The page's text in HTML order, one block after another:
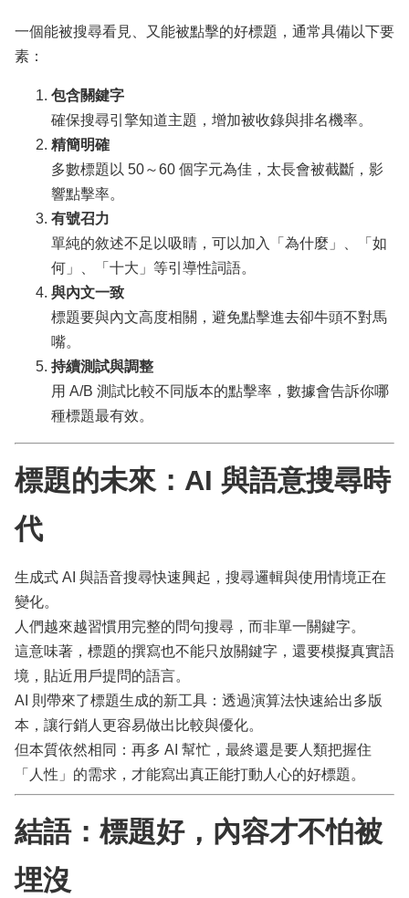
一個能被搜尋看見、又能被點擊的好標題，通常具備以下要
素：
包含關鍵字
確保搜尋引擎知道主題，增加被收錄與排名機率。
精簡明確
多數標題以 50～60 個字元為佳，太長會被截斷，影
響點擊率。
有號召力
單純的敘述不足以吸睛，可以加入「為什麼」、「如
何」、「十大」等引導性詞語。
與內文一致
標題要與內文高度相關，避免點擊進去卻牛頭不對馬
嘴。
持續測試與調整
用 A/B 測試比較不同版本的點擊率，數據會告訴你哪
種標題最有效。
標題的未來：AI 與語意搜尋時
代
生成式 AI 與語音搜尋快速興起，搜尋邏輯與使用情境正在
變化。
人們越來越習慣用完整的問句搜尋，而非單一關鍵字。
這意味著，標題的撰寫也不能只放關鍵字，還要模擬真實語
境，貼近用戶提問的語言。
AI 則帶來了標題生成的新工具：透過演算法快速給出多版
本，讓行銷人更容易做出比較與優化。
但本質依然相同：再多 AI 幫忙，最終還是要人類把握住
「人性」的需求，才能寫出真正能打動人心的好標題。
結語：標題好，內容才不怕被
埋沒